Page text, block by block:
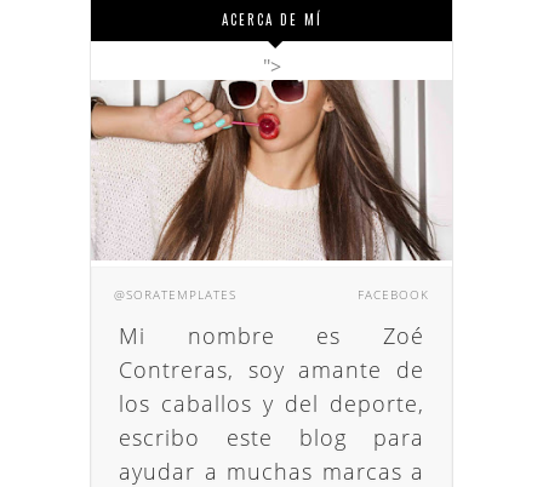
ACERCA DE MÍ
">
@SORATEMPLATES FACEBOOK
Mi nombre es Zoé
Contreras, soy amante de
los caballos y del deporte,
escribo este blog para
ayudar a muchas marcas a